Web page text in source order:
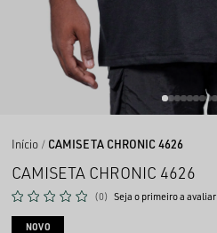
Início CAMISETA CHRONIC 4626
CAMISETA CHRONIC 4626
(0) Seja o primeiro a avaliar
NOVO